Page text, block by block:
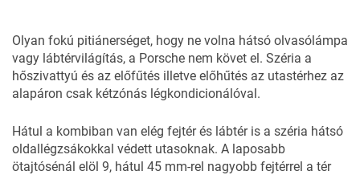
Olyan fokú pitiánerséget, hogy ne volna hátsó olvasólámpa
vagy lábtérvilágítás, a Porsche nem követ el. Széria a
hőszivattyú és az előfűtés illetve előhűtés az utastérhez az
alapáron csak kétzónás légkondicionálóval.
Hátul a kombiban van elég fejtér és lábtér is a széria hátsó
oldallégzsákokkal védett utasoknak. A laposabb
ötajtósénál elöl 9, hátul 45 mm-rel nagyobb fejtérrel a tér